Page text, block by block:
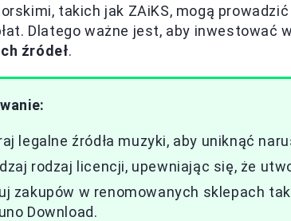
takich jak ZAiKS, mogą
Dlatego ważne jest, aby inwestować
źródeł.
legalne źródła muzyki, aby uniknąć
rodzaj licencji, upewniając się, że
zakupów w renomowanych sklepach
Download.